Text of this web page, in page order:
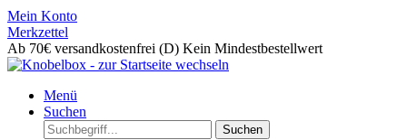
Mein Konto
Merkzettel
Ab 70€ versandkostenfrei (D) Kein Mindestbestellwert
Menü
Suchen
Suchen